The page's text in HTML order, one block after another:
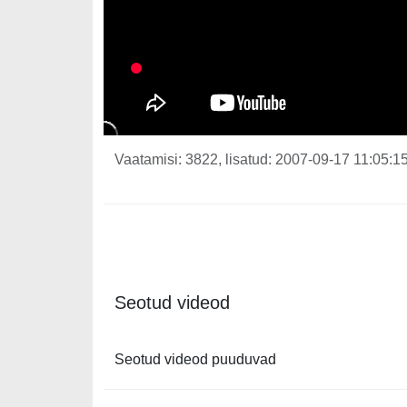
Vaatamisi: 3822, lisatud: 2007-09-17
Seotud videod
Seotud videod puuduvad